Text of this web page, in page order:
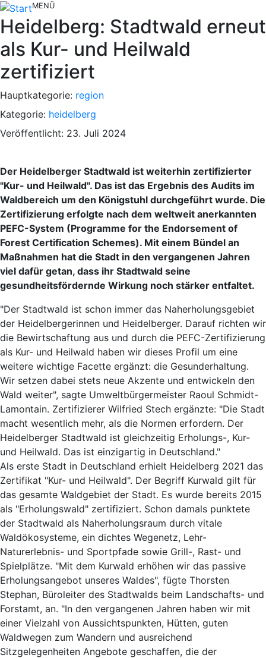
MENÜ
Heidelberg: Stadtwald erneut
als Kur- und Heilwald
zertifiziert
Hauptkategorie: region
Kategorie: heidelberg
Veröffentlicht: 23. Juli 2024
Der Heidelberger Stadtwald ist weiterhin zertifizierter
"Kur- und Heilwald". Das ist das Ergebnis des Audits im
Waldbereich um den Königstuhl durchgeführt wurde. Die
Zertifizierung erfolgte nach dem weltweit anerkannten
PEFC-System (Programme for the Endorsement of
Forest Certification Schemes). Mit einem Bündel an
Maßnahmen hat die Stadt in den vergangenen Jahren
viel dafür getan, dass ihr Stadtwald seine
gesundheitsfördernde Wirkung noch stärker entfaltet.
"Der Stadtwald ist schon immer das Naherholungsgebiet
der Heidelbergerinnen und Heidelberger. Darauf richten wir
die Bewirtschaftung aus und durch die PEFC-Zertifizierung
als Kur- und Heilwald haben wir dieses Profil um eine
weitere wichtige Facette ergänzt: die Gesunderhaltung.
Wir setzen dabei stets neue Akzente und entwickeln den
Wald weiter", sagte Umweltbürgermeister Raoul Schmidt-
Lamontain. Zertifizierer Wilfried Stech ergänzte: "Die Stadt
macht wesentlich mehr, als die Normen erfordern. Der
Heidelberger Stadtwald ist gleichzeitig Erholungs-, Kur-
und Heilwald. Das ist einzigartig in Deutschland."
Als erste Stadt in Deutschland erhielt Heidelberg 2021 das
Zertifikat "Kur- und Heilwald". Der Begriff Kurwald gilt für
das gesamte Waldgebiet der Stadt. Es wurde bereits 2015
als "Erholungswald" zertifiziert. Schon damals punktete
der Stadtwald als Naherholungsraum durch vitale
Waldökosysteme, ein dichtes Wegenetz, Lehr-
Naturerlebnis- und Sportpfade sowie Grill-, Rast- und
Spielplätze. "Mit dem Kurwald erhöhen wir das passive
Erholungsangebot unseres Waldes", fügte Thorsten
Stephan, Büroleiter des Stadtwalds beim Landschafts- und
Forstamt, an. "In den vergangenen Jahren haben wir mit
einer Vielzahl von Aussichtspunkten, Hütten, guten
Waldwegen zum Wandern und ausreichend
Sitzgelegenheiten Angebote geschaffen, die der